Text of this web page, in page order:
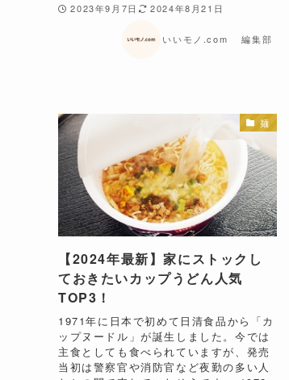
2023年9月7日 2024年8月21日
いいモノ.com 編集部
麺
【2024年最新】家にストックし
ておきたいカップうどん人気
TOP3！
1971年に日本で初めて日清食品から「カ
ップヌードル」が誕生しました。今では
主食としても食べられていますが、発売
当初は警察官や消防官など夜勤の多い人